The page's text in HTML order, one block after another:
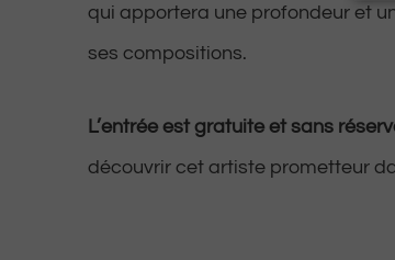
qui apportera une profondeur et
ses compositions.
L’entrée est gratuite et sans
découvrir cet artiste prometteur